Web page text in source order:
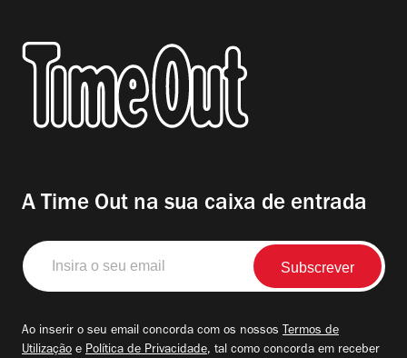
A Time Out na sua caixa de entrada
Insira
o
seu
Ao inserir o seu email concorda com os nossos Termos de
Utilização e Política de Privacidade, tal como concorda em receber